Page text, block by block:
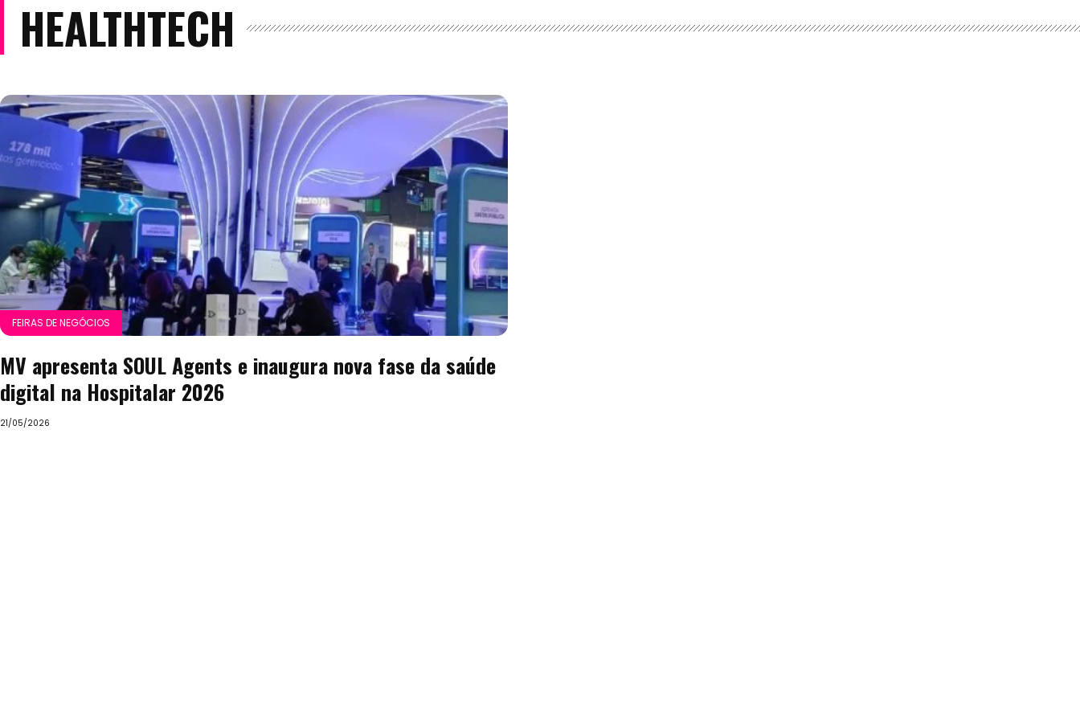
HEALTHTECH
FEIRAS DE NEGÓCIOS
MV apresenta SOUL Agents e inaugura nova fase da saúde
digital na Hospitalar 2026
21/05/2026